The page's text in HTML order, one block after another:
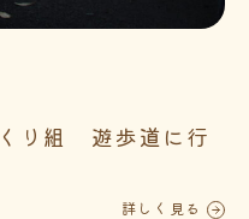
り組 遊歩道に行
詳しく見る